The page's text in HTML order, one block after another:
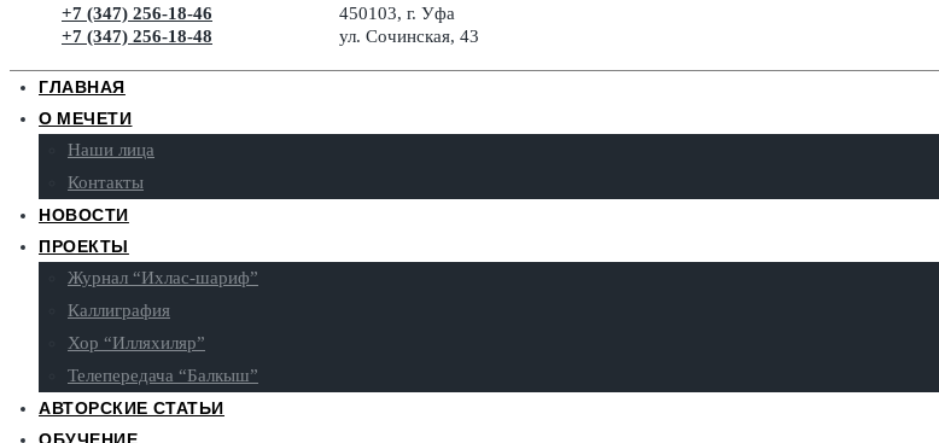
+7 (347) 256-18-46
+7 (347) 256-18-48
450103, г. Уфа
ул. Сочинская, 43
ГЛАВНАЯ
О МЕЧЕТИ
Наши лица
Контакты
НОВОСТИ
ПРОЕКТЫ
Журнал “Ихлас-шариф”
Каллиграфия
Хор “Илляхиляр”
Телепередача “Балкыш”
АВТОРСКИЕ СТАТЬИ